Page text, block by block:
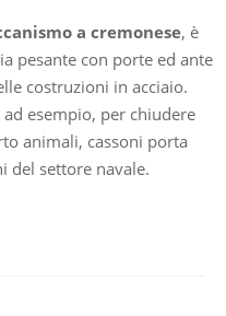
a cremonese, è
pesante con porte ed ante
costruzioni in acciaio.
esempio, per chiudere
animali, cassoni porta
del settore navale.